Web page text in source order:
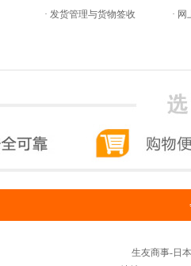
· 发货管理与货物签收 ·
生友商事-日